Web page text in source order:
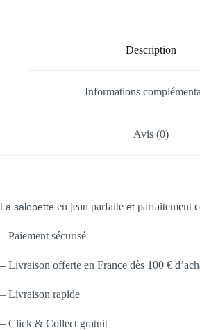
Description
Informations
Avis (0)
La salopette en jean parfaite et parfaitement
– Paiement sécurisé
– Livraison offerte en France dès 100 €
– Livraison rapide
– Click & Collect gratuit